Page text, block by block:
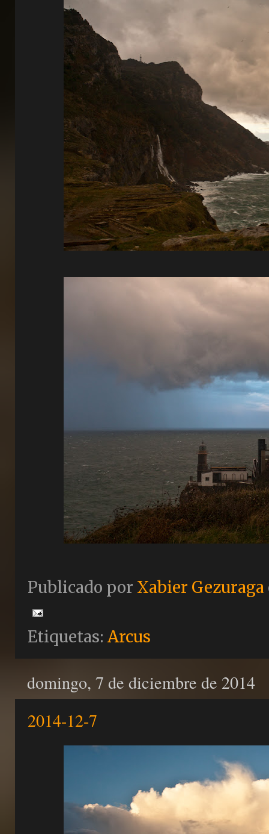
Publicado por Xabier Gezuraga
Etiquetas: Arcus
domingo, 7 de diciembre de 2014
2014-12-7